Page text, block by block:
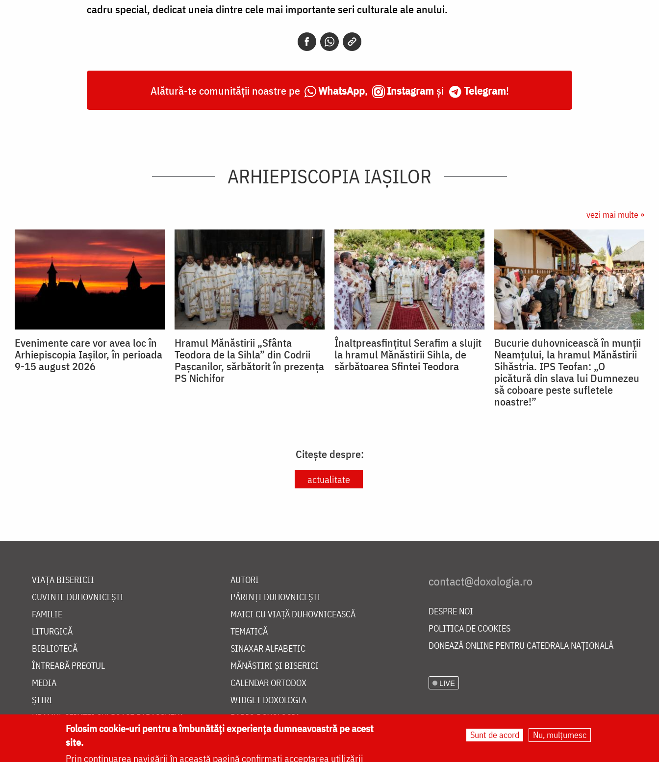
cadru special, dedicat uneia dintre cele mai importante seri culturale ale anului.
Alătură-te comunității noastre pe WhatsApp, Instagram și Telegram!
ARHIEPISCOPIA IAŞILOR
vezi mai multe »
Evenimente care vor avea loc în
Arhiepiscopia Iaşilor, în perioada
9-15 august 2026
Hramul Mănăstirii „Sfânta
Teodora de la Sihla” din Codrii
Pașcanilor, sărbătorit în prezența
PS Nichifor
Înaltpreasfințitul Serafim a slujit
la hramul Mănăstirii Sihla, de
sărbătoarea Sfintei Teodora
Bucurie duhovnicească în munții
Neamțului, la hramul Mănăstirii
Sihăstria. IPS Teofan: „O
picătură din slava lui Dumnezeu
să coboare peste sufletele
noastre!”
Citește despre:
actualitate
VIAȚA BISERICII
CUVINTE DUHOVNICEȘTI
FAMILIE
LITURGICĂ
BIBLIOTECĂ
ÎNTREABĂ PREOTUL
MEDIA
ȘTIRI
HRAMUL SFINTEI CUVIOASE PARASCHEVA
AUTORI
PĂRINȚI DUHOVNICEȘTI
MAICI CU VIAȚĂ DUHOVNICEASCĂ
TEMATICĂ
SINAXAR ALFABETIC
MĂNĂSTIRI ȘI BISERICI
CALENDAR ORTODOX
WIDGET DOXOLOGIA
RADIO DOXOLOGIA
DESPRE NOI
POLITICA DE COOKIES
DONEAZĂ ONLINE PENTRU CATEDRALA NAȚIONALĂ
LIVE
Folosim cookie-uri pentru a îmbunătăți experiența dumneavoastră pe acest
site.
Prin continuarea navigării în această pagină confirmați acceptarea utilizării
Sunt de acord Nu, mulțumesc